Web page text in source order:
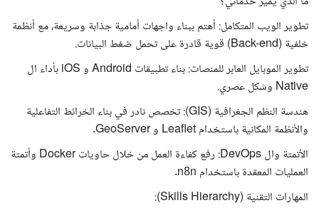
تطوير الويب المتكامل: أهتم ببناء واجهات أمامية جذابة وسريعة، مع أنظمة
خلفية (Back-end) قوية قادرة على تحمل ضغط البيانات.
تطوير الموبايل العابر للمنصات: بناء تطبيقات Android و iOS بأداء ال
Native وشكل عصري.
هندسة النظم الجغرافية (GIS): تخصص نادر في بناء الخرائط التفاعلية
والأنظمة المكانية باستخدام Leaflet و GeoServer.
الأتمتة وال DevOps: رفع كفاءة العمل من خلال حاويات Docker وأتمتة
العمليات المعقدة باستخدام n8n.
المهارات التقنية (Skills Hierarchy):